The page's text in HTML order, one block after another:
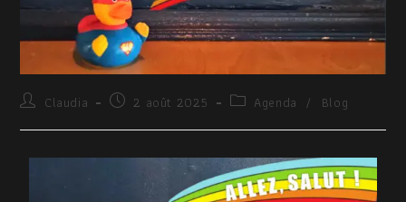
Claudia 2 août 2025 Agenda / Blog